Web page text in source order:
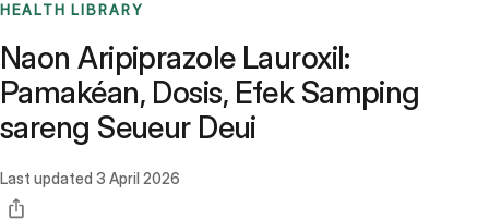
HEALTH LIBRARY
Naon Aripiprazole Lauroxil:
Pamakéan, Dosis, Efek Samping
sareng Seueur Deui
Last updated 3 April 2026